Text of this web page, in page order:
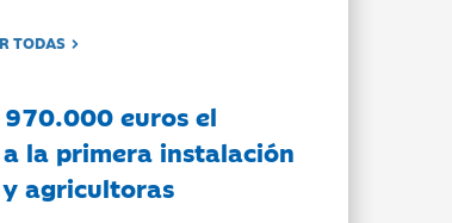
TODAS
euros el
la primera instalación
agricultoras